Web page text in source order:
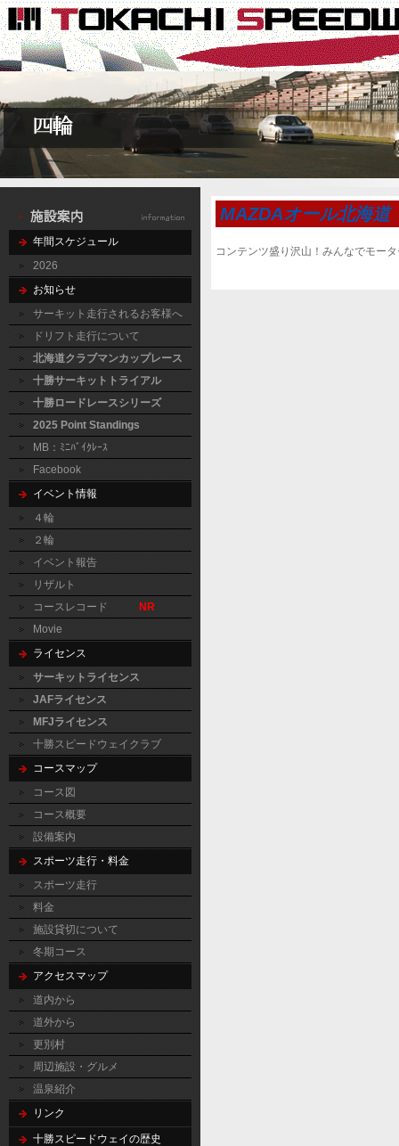
年間スケジュール
2026
お知らせ
サーキット走行されるお客様へ
ドリフト走行について
北海道クラブマンカップレース
十勝サーキットトライアル
十勝ロードレースシリーズ
2025 Point Standings
MB：ﾐﾆﾊﾞｲｸﾚｰｽ
Facebook
イベント情報
４輪
２輪
イベント報告
リザルト
コースレコード
NR
Movie
ライセンス
サーキットライセンス
JAFライセンス
MFJライセンス
十勝スピードウェイクラブ
コースマップ
コース図
コース概要
設備案内
スポーツ走行・料金
スポーツ走行
料金
施設貸切について
冬期コース
アクセスマップ
道内から
道外から
更別村
周辺施設・グルメ
温泉紹介
リンク
十勝スピードウェイの歴史
MAZDAオール北海
コンテンツ盛り沢山！みんなでモー